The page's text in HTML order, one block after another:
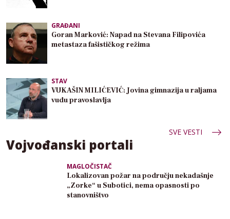
GRAĐANI
Goran Marković: Napad na Stevana Filipovića
metastaza fašističkog režima
STAV
VUKAŠIN MILIĆEVIĆ: Jovina gimnazija u raljama
vudu pravoslavlja
SVE VESTI
Vojvođanski portali
MAGLOČISTAČ
Lokalizovan požar na području nekadašnje
„Zorke“ u Subotici, nema opasnosti po
stanovništvo